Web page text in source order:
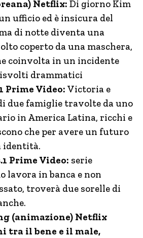
Netflix: Di giorno Kim
ufficio ed è insicura del
di notte diventa una
coperto da una maschera,
coinvolta in un incidente
drammatici
Prime Video: Victoria e
due famiglie travolte da uno
in America Latina, ricchi e
che per avere un futuro
identità.
Prime Video: serie
lavora in banca e non
troverà due sorelle di
(animazione) Netflix
tra il bene e il male,